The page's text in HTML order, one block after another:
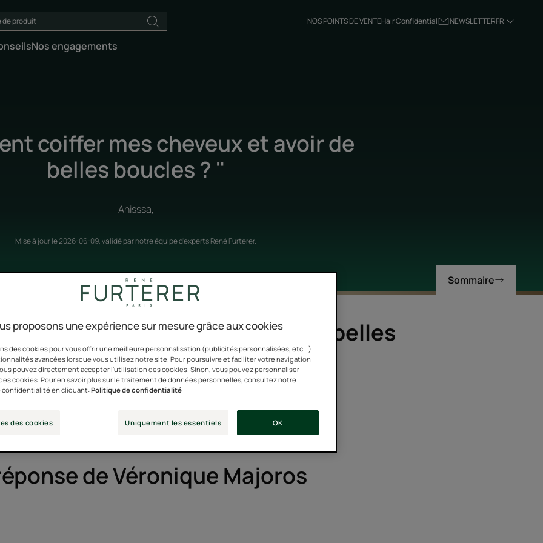
NOS POINTS DE VENTEHair Confidential NEWSLETTERFR
Nos engagements
coiffer mes cheveux et avoir de
belles boucles ? "
Anisssa,
Mise à jour le2026-06-09, validé parnotre équipe d'experts René Furterer.
Sommaire
mes cheveux et avoir de belles
boucles ? »
Anissa,
de Véronique Majoros
proposons une expérience sur mesure grâce aux cookies
des cookies pour vous offrir une meilleure personnalisation (publicités personnalisées, etc...)
avancées lorsque vous utilisez notre site. Pour poursuivre et faciliter votre navigation
pouvez directement accepter l'utilisation des cookies. Sinon, vous pouvez personnaliser
cookies. Pour en savoir plus sur le traitement de données personnelles, consultez notre
en cliquant:Politique de confidentialité
des cookies Uniquement les essentiels OK